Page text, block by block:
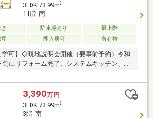
3LDK 73.99m2
11階 南
駐車場あり
最上階
屋
即入居可 所有権
学可】◇現地説明会開催（要事前予約）令和
旬にリフォーム完了。システムキッチン、ユ
ス（壁紙）や床も全面張り替え済み。
3,390万円
3LDK 73.99m2
3階 南